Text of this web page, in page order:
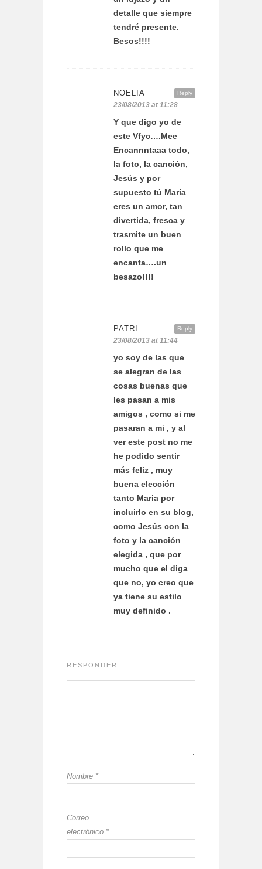
detalle que siempre
tendré presente.
Besos!!!!
Reply
NOELIA
23/08/2013 at 11:28
Y que digo yo de
este Vfyc….Mee
Encannntaaa todo,
la foto, la canción,
Jesús y por
supuesto tú María
eres un amor, tan
divertida, fresca y
trasmite un buen
rollo que me
encanta….un
besazo!!!!
Reply
PATRI
23/08/2013 at 11:44
yo soy de las que
se alegran de las
cosas buenas que
les pasan a mis
amigos , como si me
pasaran a mi , y al
ver este post no me
he podido sentir
más feliz , muy
buena elección
tanto Maria por
incluirlo en su blog,
como Jesús con la
foto y la canción
elegida , que por
mucho que el diga
que no, yo creo que
ya tiene su estilo
muy definido .
RESPONDER
Nombre *
Correo
electrónico *